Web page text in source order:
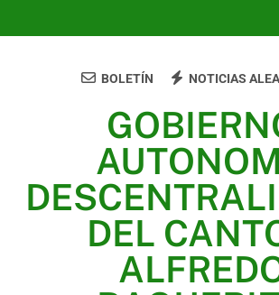
UNIDOS TRABAJANDO POR NUESTRO QUERIDO
DEL
BOLETÍN NOTICIAS